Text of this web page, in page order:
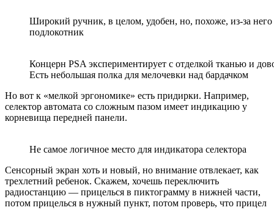
Широкий ручник, в целом, удобен, но, похоже, из-за
подлокотник
Концерн PSA экспериментирует с отделкой тканью и
Есть небольшая полка для мелочевки над бардачком
Но вот к «мелкой эргономике» есть придирки. Например,
селектор автомата со сложным пазом имеет индикацию у
корневища передней панели.
Не самое логичное место для индикатора селектора
Сенсорный экран хоть и новый, но внимание отвлекает, как
трехлетний ребенок. Скажем, хочешь переключить
радиостанцию — прицелься в пиктограмму в нижней части,
потом прицелься в нужный пункт, потом проверь, что прицел